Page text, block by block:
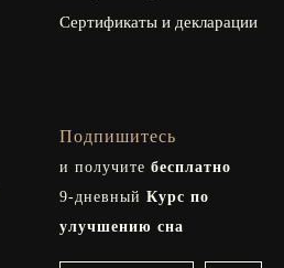
Сертификаты и декларации
Подпишитесь
и получите бесплатно
9-дневный Курс по
улучшению сна